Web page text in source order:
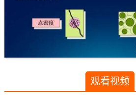
观看视频